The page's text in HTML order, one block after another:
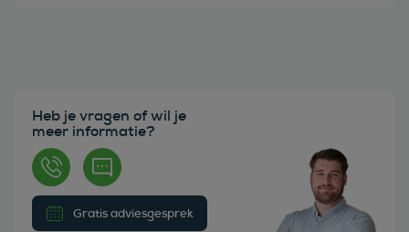
Heb je vragen of wil je
meer informatie?
Gratis adviesgesprek